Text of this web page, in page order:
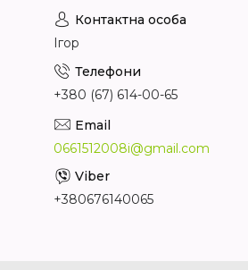
Ігор
+380 (67) 614-00-65
0661512008i@gmail.com
+380676140065